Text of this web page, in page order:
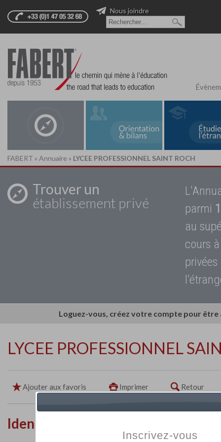
Nous joindre
FABERT » Annuaire » LYCEE PROFESSIONNEL SAINT ROCH
Trouver un
établissement privé
parmi
au
cours
Loguez-vous, créez votre compte pour
LYCEE PROFESSIONNEL
Ajouter aux favoris Imprimer Retour
Identité de l'établissement
Inscrivez-vous